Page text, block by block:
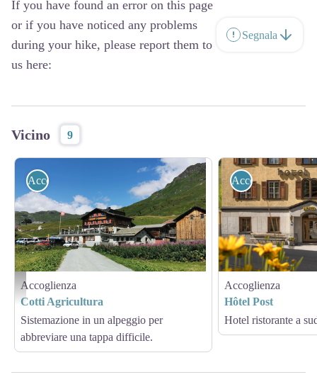
If you have found an error on this page
or if you have noticed any problems
during your hike, please report them to
us here:
Segnala
Vicino 9
Cotti Agricultura
Accoglienza
Accoglienza
Cotti Agricultura
Sistemazione in un alpeggio per
abbreviare una tappa difficile.
Accoglienza
Accoglienza
Hôtel Post
Hotel ristorante a